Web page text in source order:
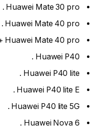
Huawei Mate 30 pro .
Huawei Mate 40 pro .
Huawei Mate 40 pro + .
Huawei P40 .
Huawei P40 lite .
Huawei P40 lite E .
Huawei P40 lite 5G .
Huawei Nova 6 .